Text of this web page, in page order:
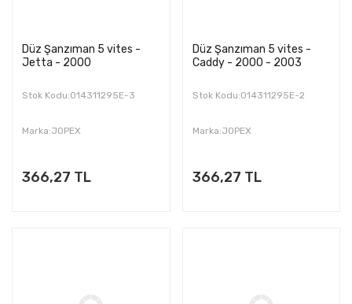
Düz Şanzıman 5 vites -
Jetta - 2000
Stok Kodu:014311295E-3
Marka:JOPEX
366,27 TL
Düz Şanzıman 5 vites -
Caddy - 2000 - 2003
Stok Kodu:014311295E-2
Marka:JOPEX
366,27 TL